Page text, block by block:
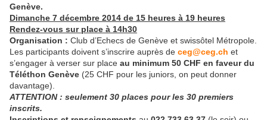
Genève.
Dimanche 7 décembre 2014 de 15 heures à 19 heures
Rendez-vous sur place à 14h30
Organisation : Club d’Echecs de Genève et swissôtel Métropole.
Les participants doivent s’inscrire auprès de ceg@ceg.ch et
s’engager à verser sur place au minimum 50 CHF en faveur du
Téléthon Genève (25 CHF pour les juniors, on peut donner
davantage).
ATTENTION : seulement 30 places pour les 30 premiers
inscrits.